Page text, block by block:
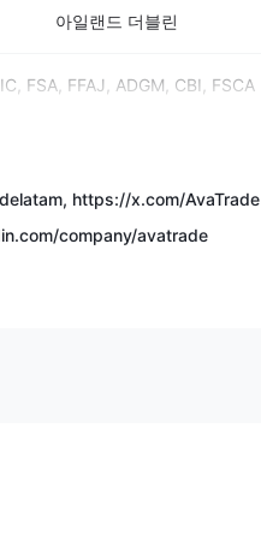
아일랜드 더블린
FSA, FFAJ, ADGM, CBI, FSCA
✅
https://x.com/AvaTrade
company/avatrade